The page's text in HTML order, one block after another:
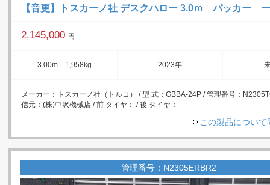
【音更】トスカーノ社 デスクハロー 3.0ｍ パッカー
2,145,000 円
3.00m 1,958kg 2023年
メーカー：トスカーノ社（トルコ） / 型 式：GBBA-24P / 管理番号：
信元：(株)中沢機械店 / 前 タイヤ： / 後 タイヤ：
この製品につい
管理番号：N2305ERBR2